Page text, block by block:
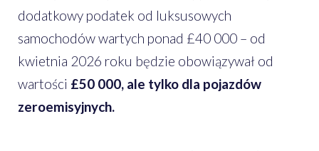
dodatkowy podatek od luksusowych
samochodów wartych ponad £40 000 – od
kwietnia 2026 roku będzie obowiązywał od
wartości £50 000, ale tylko dla pojazdów
zeroemisyjnych.